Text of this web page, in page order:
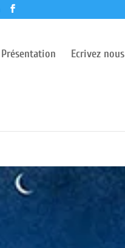
Présentation Ecrivez nous